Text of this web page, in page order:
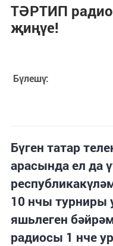
ТӘРТИП
җиңүе!
Бүлешү:
Бүген татар
арасында ел да
10 нчы турниры
яшьлеген
радиосы 1 нче